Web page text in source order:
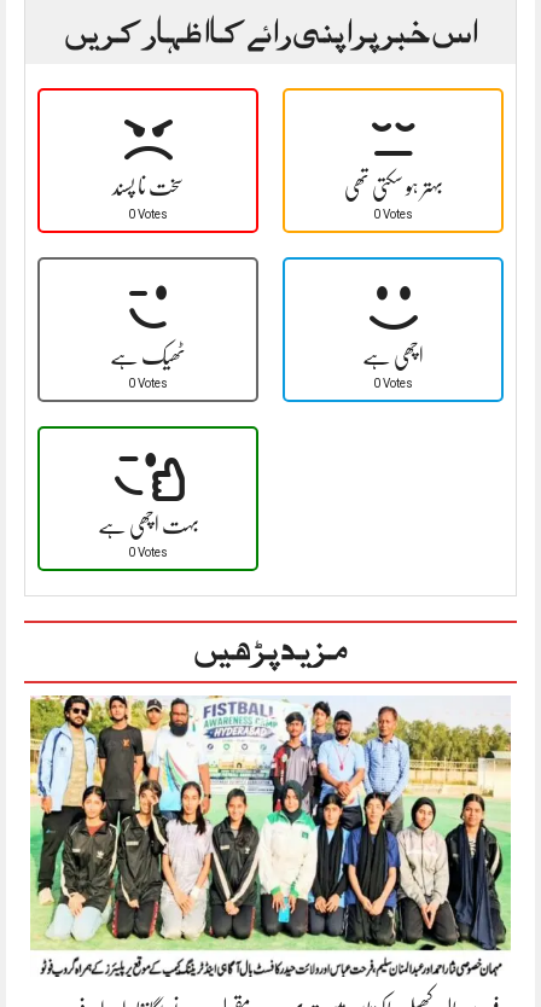
اس خبر پر اپنی رائے کا اظہار کریں
سخت نا پسند
0 Votes
بہتر ہو سکتی تھی
0 Votes
ٹھیک ہے
0 Votes
اچھی ہے
0 Votes
بہت اچھی ہے
0 Votes
مزید پڑھیں